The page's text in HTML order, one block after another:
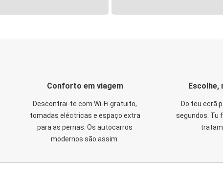
Conforto em viagem
Descontrai-te com Wi-Fi gratuito,
tomadas eléctricas e espaço extra
para as pernas. Os autocarros
modernos são assim.
Escolhe,
Do teu ecrã
segundos. Tu